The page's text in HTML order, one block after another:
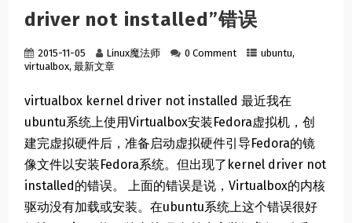
driver not installed”错误
2015-11-05 Linux魔法师 0 Comment ubuntu,
virtualbox,最新文章
virtualbox kernel driver not installed 最近我在
ubuntu系统上使用Virtualbox安装Fedora虚拟机，创
建完虚拟硬件后，准备启动虚拟硬件引导Fedora的镜
像文件以安装Fedora系统。但出现了kernel driver not
installed的错误。 上面的错误是说，Virtualbox的内核
驱动没有加载或安装。在ubuntu系统上这个错误很好